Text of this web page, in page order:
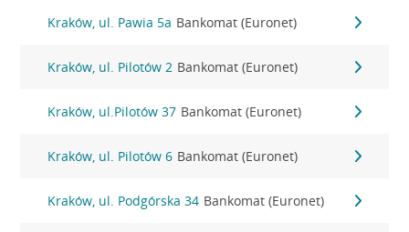
Kraków, ul. Pawia 5a Bankomat (Euronet)
Kraków, ul. Pilotów 2 Bankomat (Euronet)
Kraków, ul.Pilotów 37 Bankomat (Euronet)
Kraków, ul. Pilotów 6 Bankomat (Euronet)
Kraków, ul. Podgórska 34 Bankomat (Euronet)